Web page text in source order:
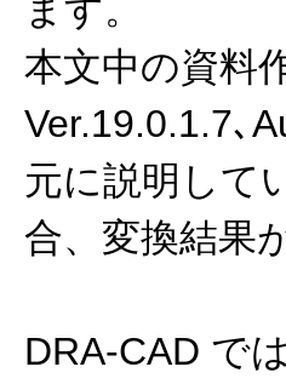
ます。
本文中の資料
Ver.19.0.1.7､
元に説明して
合、変換結果
DRA-CAD で